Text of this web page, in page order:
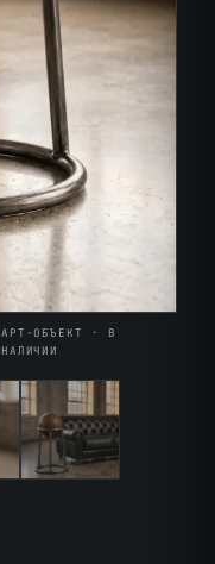
АРТ-ОБЪЕКТ · В
НАЛИЧИИ